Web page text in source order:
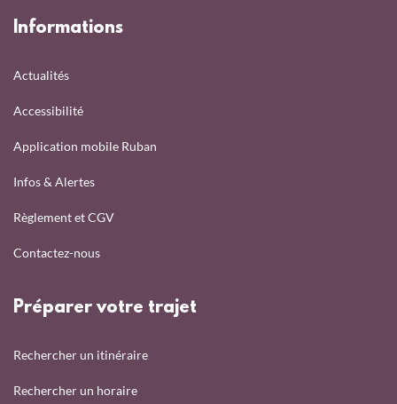
Informations
Actualités
Accessibilité
Application mobile Ruban
Infos & Alertes
Règlement et CGV
Contactez-nous
Préparer votre trajet
Rechercher un itinéraire
Rechercher un horaire